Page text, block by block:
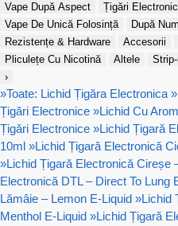
Vape După Aspect
Țigări
Vape De Unică Folosință
După
Rezistențe & Hardware
Accesorii
Pliculețe Cu Nicotină
Altele
›
»Toate: Lichid Țigăra Electronica »
Țigări Electronice »Lichid Cu
Țigări Electronice »Lichid Țigară
10ml »Lichid Țigară Electronică
»Lichid Țigară Electronică Cireșe
Electronică DTL – Direct To Lung
Lămâie – Lemon E-Liquid »Lichid
Menthol E-Liquid »Lichid Țigară